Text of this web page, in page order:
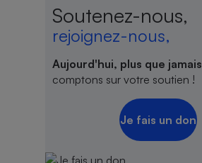
Soutenez-nous,
rejoignez-nous,
Aujourd'hui, plus que jamais
comptons sur votre soutien !
Je fais un don